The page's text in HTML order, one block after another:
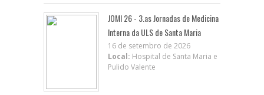
JOMI 26 - 3.as Jornadas de Medicina
Interna da ULS de Santa Maria
16 de setembro de 2026
Local: Hospital de Santa Maria e
Pulido Valente